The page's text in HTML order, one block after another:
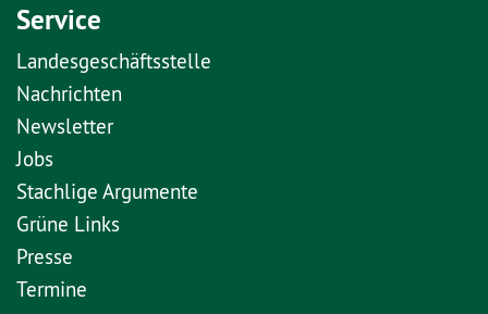
Service
Landesgeschäftsstelle
Nachrichten
Newsletter
Jobs
Stachlige Argumente
Grüne Links
Presse
Termine